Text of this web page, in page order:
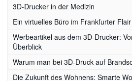
3D-Drucker in der Medizin
Ein virtuelles Büro im Frankfurter Flair
Werbeartikel aus dem 3D-Drucker:
Überblick
Warum man bei 3D-Druck auf
Die Zukunft des Wohnens: Smarte